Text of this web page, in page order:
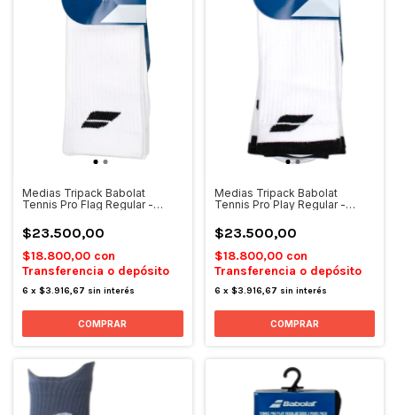
Medias Tripack Babolat
Tennis Pro Flag Regular -
$23.500,00
$18.800,00 con
Transferencia o depósito
6 x $3.916,67 sin interés
Medias Tripack Babolat
Tennis Pro Play Regular -
$23.500,00
$18.800,00 con
Transferencia o depósito
6 x $3.916,67 sin interés